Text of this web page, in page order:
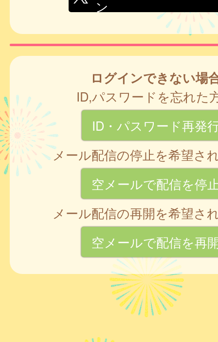
ン
ログインできない場
ID,パスワードを忘れた
ID・パスワード再発
メール配信の停止を希望さ
空メールで配信を停
メール配信の再開を希望さ
空メールで配信を再